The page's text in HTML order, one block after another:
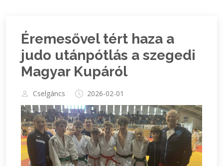
Éremesővel tért haza a
judo utánpótlás a szegedi
Magyar Kupáról
Cselgáncs 2026-02-01